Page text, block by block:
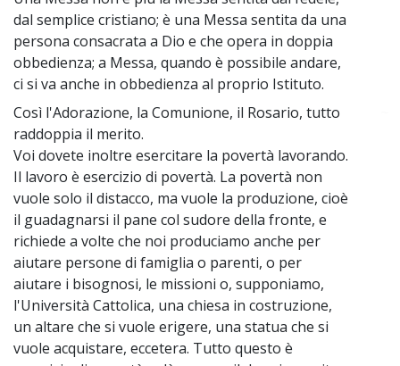
dal semplice cristiano; è una Messa sentita da una
persona consacrata a Dio e che opera in doppia
obbedienza; a Messa, quando è possibile andare,
ci si va anche in obbedienza al proprio Istituto.
Così l'Adorazione, la Comunione, il Rosario, tutto
raddoppia il merito.
Voi dovete inoltre esercitare la povertà lavorando.
Il lavoro è esercizio di povertà. La povertà non
vuole solo il distacco, ma vuole la produzione, cioè
il guadagnarsi il pane col sudore della fronte, e
richiede a volte che noi produciamo anche per
aiutare persone di famiglia o parenti, o per
aiutare i bisognosi, le missioni o, supponiamo,
l'Università Cattolica, una chiesa in costruzione,
un altare che si vuole erigere, una statua che si
vuole acquistare, eccetera. Tutto questo è